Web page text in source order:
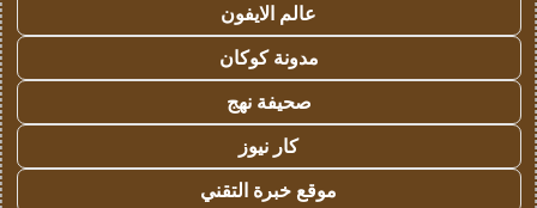
عالم الايفون
مدونة كوكان
صحيفة نهج
كار نيوز
موقع خبرة التقني